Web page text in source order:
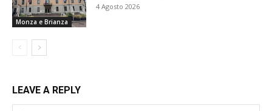
Monza e Brianza
4 Agosto 2026
LEAVE A REPLY